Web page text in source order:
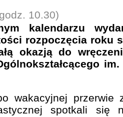
10.30)
kalendarzu
rozpoczęcia roku
okazją do
wakacyjnej przerwie
spotkali się